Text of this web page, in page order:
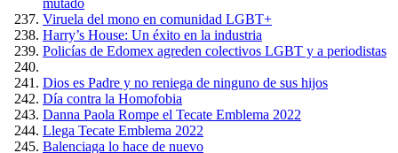
mutado
Viruela del mono en comunidad LGBT+
Harry’s House: Un éxito en la industria
Policías de Edomex agreden colectivos LGBT y a periodistas
Dios es Padre y no reniega de ninguno de sus hijos
Día contra la Homofobia
Danna Paola Rompe el Tecate Emblema 2022
Llega Tecate Emblema 2022
Balenciaga lo hace de nuevo